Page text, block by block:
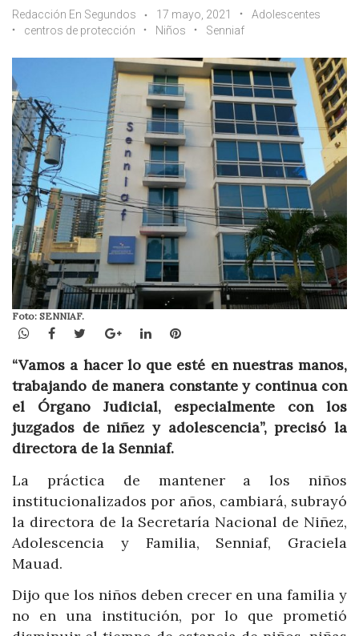
Redacción En Segundos 17 mayo, 2021
Adolescentes
centros de protección
Niños Senniaf
Foto: SENNIAF.
WhatsApp
Facebook
TwitterGoogle+LinkedInPinterest
“Vamos a hacer lo que esté en nuestras manos,
trabajando de manera constante y continua con
el Órgano Judicial, especialmente con los
juzgados de niñez y adolescencia”, precisó la
directora de la Senniaf.
La práctica de mantener a los niños
institucionalizados por años, cambiará, subrayó
la directora de la Secretaría Nacional de Niñez,
Adolescencia y Familia, Senniaf, Graciela
Mauad.
Dijo que los niños deben crecer en una familia y
no en una institución, por lo que prometió